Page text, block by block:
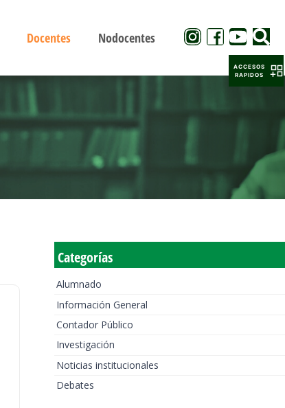
Docentes Nodocentes
Categorías
Alumnado
Información General
Contador Público
Investigación
Noticias institucionales
Debates
ACCESOS
RAPIDOS